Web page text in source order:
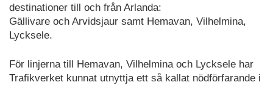
destinationer till och från Arlanda:
Gällivare och Arvidsjaur samt Hemavan, Vilhelmina,
Lycksele.
För linjerna till Hemavan, Vilhelmina och Lycksele har
Trafikverket kunnat utnyttja ett så kallat nödförfarande i